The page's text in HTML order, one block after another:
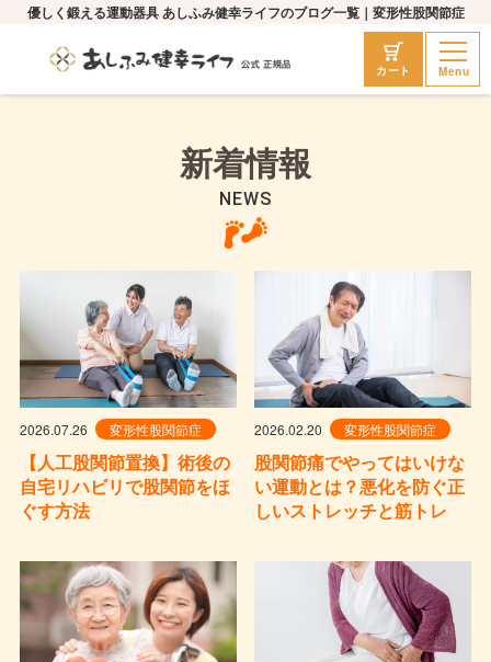
優しく鍛える運動器具 あしふみ健幸ライフのブログ一覧｜変形性股関節症
カート Menu
新着情報
NEWS
2026.07.26 変形性股関節症
【人工股関節置換】術後の
自宅リハビリで股関節をほ
ぐす方法
2026.02.20 変形性股関節症
股関節痛でやってはいけな
い運動とは？悪化を防ぐ正
しいストレッチと筋トレ